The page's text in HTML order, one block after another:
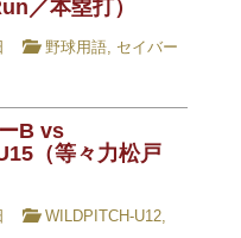
／本塁打）
野球用語, セイバー
B vs
（等々力松戸
WILDPITCH-U12,